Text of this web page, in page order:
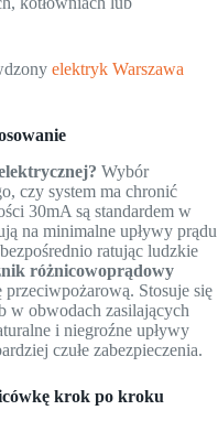
elektryk Warszawa
Wybór
czy system ma chronić
30mA są standardem w
na minimalne upływy prądu
ratując ludzkie
różnicowoprądowy
Stosuje się
w obwodach zasilających
i niegroźne upływy
czułe zabezpieczenia.
krok po kroku